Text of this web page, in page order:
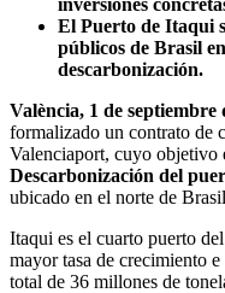
El Puerto de Itaqui
públicos de Brasil
descarbonización.
València, 1 de septiembre
formalizado un contrato de
Valenciaport, cuyo objetivo
Descarbonización del
ubicado en el norte de
Itaqui es el cuarto puerto
mayor tasa de crecimiento
total de 36 millones de